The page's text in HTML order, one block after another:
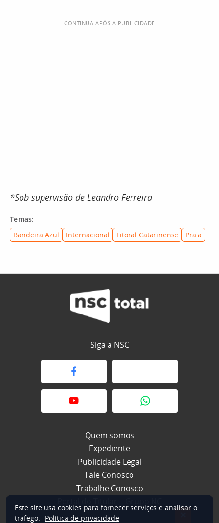
CONTINUA APÓS A PUBLICIDADE
*Sob supervisão de Leandro Ferreira
Temas:
Bandeira Azul
Internacional Litoral Catarinense Praia
Siga a NSC
Quem somos
Expediente
Publicidade Legal
Fale Conosco
Trabalhe Conosco
Este site usa cookies para fornecer serviços e analisar o
tráfego.
Política de privacidade